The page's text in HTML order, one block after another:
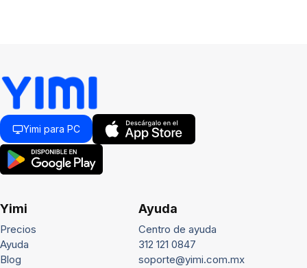
Yimi para PC
Yimi
Precios
Ayuda
Blog
Ayuda
Centro de ayuda
312 121 0847
soporte@yimi.com.mx